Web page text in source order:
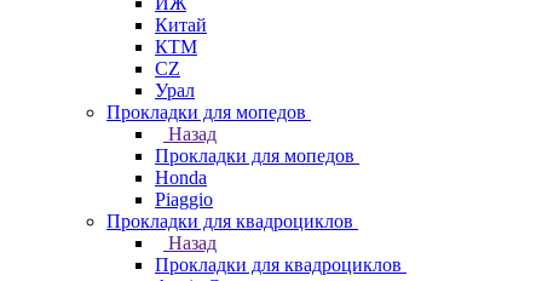
Китай
КТМ
СZ
Урал
Прокладки для мопедов
Назад
Прокладки для мопедов
Honda
Piaggio
Прокладки для квадроциклов
Назад
Прокладки для квадроциклов